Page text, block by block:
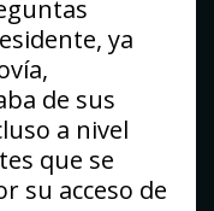
ya
de sus
a nivel
que se
su acceso de